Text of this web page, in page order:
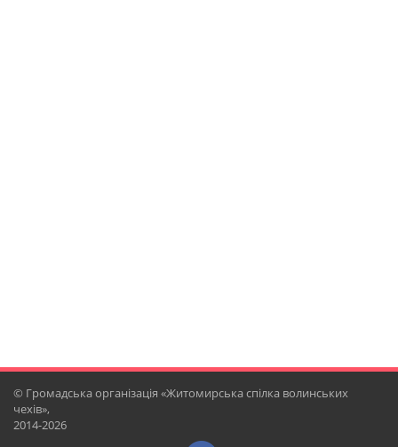
© Громадська організація «Житомирська спілка волинських
чехів»,
2014-2026